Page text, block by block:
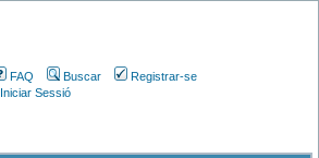
FAQ Buscar
Registrar-se
Iniciar Sessió